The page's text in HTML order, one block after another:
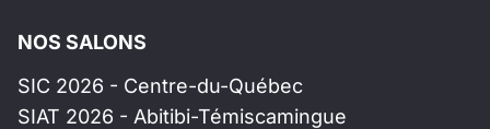
NOS SALONS
SIC 2026 - Centre-du-Québec
SIAT 2026 - Abitibi-Témiscamingue